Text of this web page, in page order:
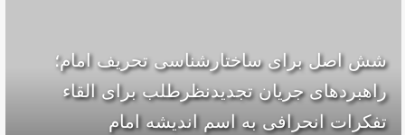
شش اصل برای ساختارشناسی تحريف امام؛
راهبردهای جریان تجدیدنظرطلب برای القاء
تفکرات انحرافی به اسم اندیشه امام